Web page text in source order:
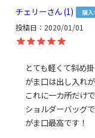
ご選択の
て頂く場
申し上げま
ます。
発送方法
ゆ
※10,000円
商品説明
大きな荷
グ。
チェリー 1 購
投稿日
2020/01/01
とても軽くて斜め
がま口は出し入れ
これに一カ所だけ
ショルダーバッグ